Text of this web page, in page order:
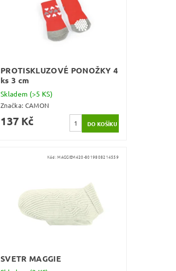
PROTISKLUZOVÉ PONOŽKY 4
ks 3 cm
Skladem (>5 KS)
Značka: CAMON
137 Kč
Kód:MAGGIEM420-8019808214559
SVETR MAGGIE